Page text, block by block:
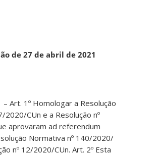
de 27 de abril de 2021
Art. 1º Homologar a Resolução
2020/CUn e a Resolução nº
aprovaram ad referendum
Normativa nº 140/2020/
nº 12/2020/CUn. Art. 2º Esta